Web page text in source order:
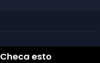
Checa esto